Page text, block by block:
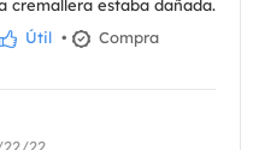
cremallera estaba dañada.
Útil •
Compra
22